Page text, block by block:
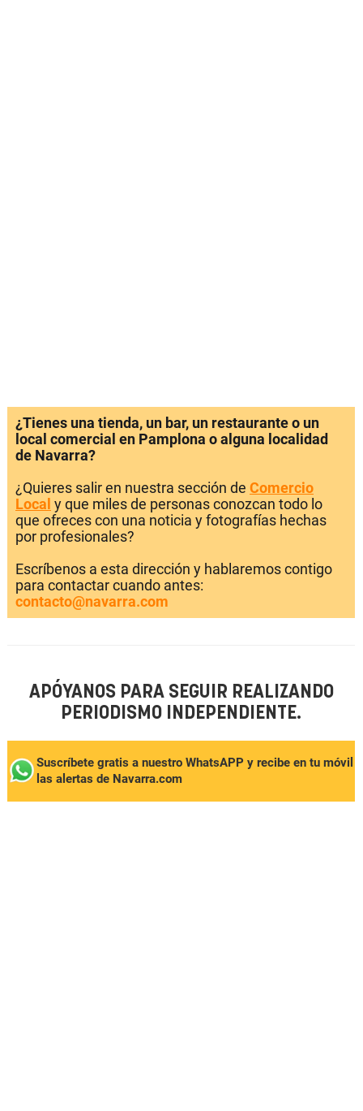
¿Tienes una tienda, un bar, un restaurante o un
local comercial en Pamplona o alguna localidad
de Navarra?
¿Quieres salir en nuestra sección de Comercio
Local y que miles de personas conozcan todo lo
que ofreces con una noticia y fotografías hechas
por profesionales?
Escríbenos a esta dirección y hablaremos contigo
para contactar cuando antes:
contacto@navarra.com
APÓYANOS PARA SEGUIR REALIZANDO
PERIODISMO INDEPENDIENTE.
Suscríbete gratis a nuestro WhatsAPP y recibe en tu móvil
las alertas de Navarra.com